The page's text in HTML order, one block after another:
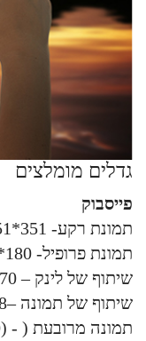
גדלים מומלצים
פייסבוק
תמונת רקע- 351*851
תמונת פרופיל- 180*180
שיתוף של לינק – 470*246
שיתוף של תמונה –628*1200
תמונה מרובעת ( - (square1200*1200